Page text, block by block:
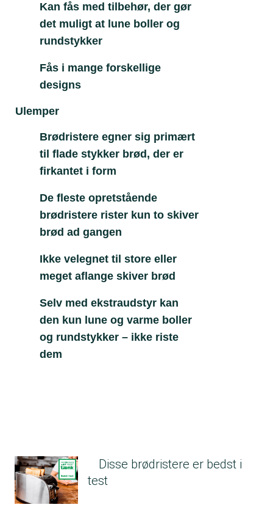
Kan fås med tilbehør, der gør
det muligt at lune boller og
rundstykker
Fås i mange forskellige
designs
Ulemper
Brødristere egner sig primært
til flade stykker brød, der er
firkantet i form
De fleste opretstående
brødristere rister kun to skiver
brød ad gangen
Ikke velegnet til store eller
meget aflange skiver brød
Selv med ekstraudstyr kan
den kun lune og varme boller
og rundstykker – ikke riste
dem
Disse brødristere er bedst i
test